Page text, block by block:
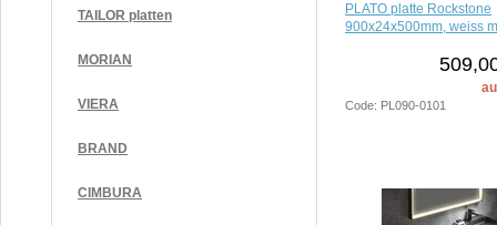
TAILOR platten
MORIAN
VIERA
BRAND
CIMBURA
PLATO platte Rockstone
900x24x500mm, weiss
Code: PL090-0101